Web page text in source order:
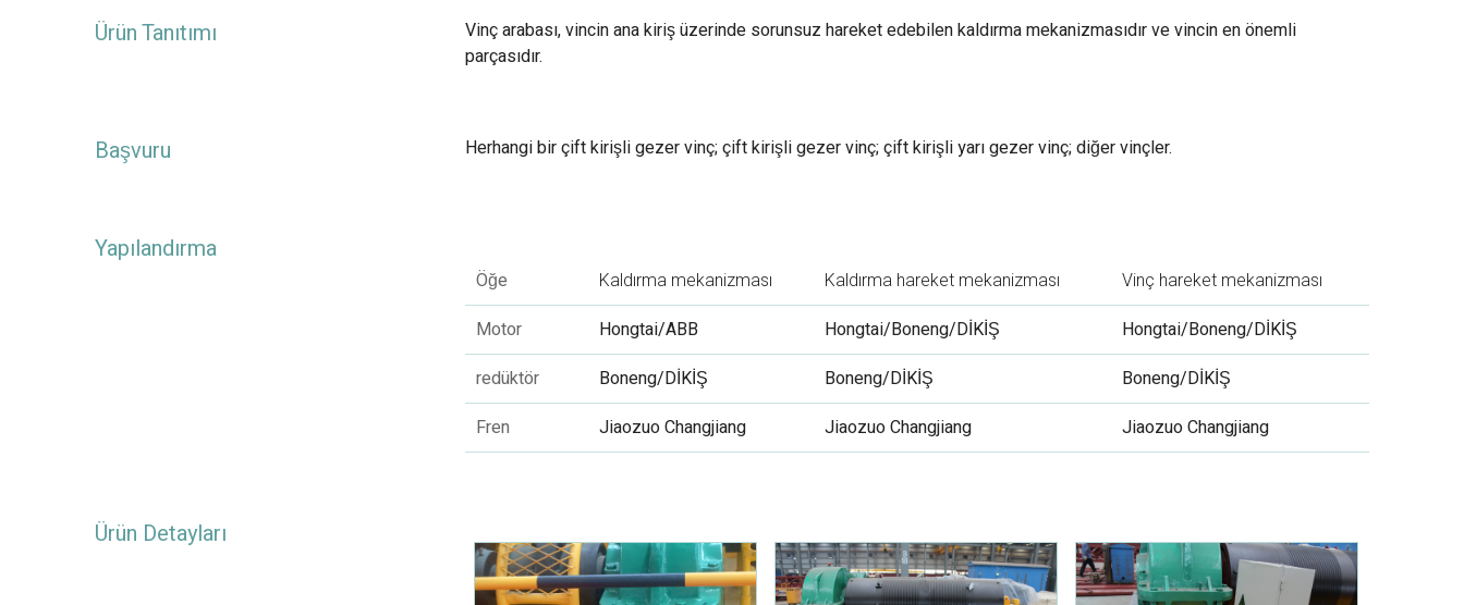
Ürün Tanıtımı
Vinç arabası, vincin ana kiriş üzerinde sorunsuz hareket edebilen kaldırma mekanizmasıdır ve vincin en önemli
parçasıdır.
Başvuru Herhangi bir çift kirişli gezer vinç; çift kirişli gezer vinç; çift kirişli yarı gezer vinç; diğer vinçler.
Yapılandırma
Öğe Kaldırma mekanizması Kaldırma hareket mekanizması
Vinç hareket mekanizması
Motor
Hongtai/ABB Hongtai/Boneng/DİKİŞ
Hongtai/Boneng/DİKİŞ
redüktör
Boneng/DİKİŞ Boneng/DİKİŞ
Boneng/DİKİŞ
Fren
Jiaozuo Changjiang Jiaozuo Changjiang Jiaozuo Changjiang
Ürün Detayları